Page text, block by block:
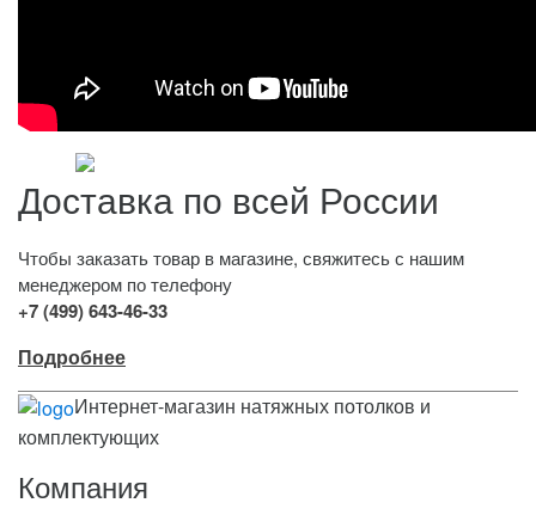
Доставка по всей России
Чтобы заказать товар в магазине, свяжитесь с нашим
менеджером по телефону
+7 (499) 643-46-33
Подробнее
Интернет-магазин натяжных потолков и
комплектующих
Компания